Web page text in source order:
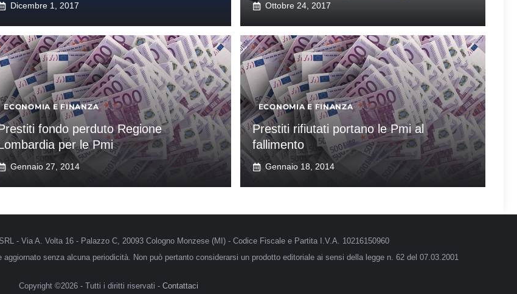
Dicembre 1, 2017 Ottobre 24, 2017
ECONOMIA E FINANZA
fondo perduto Regione
per le Pmi
Gennaio 27, 2014
ECONOMIA E FINANZA
Prestiti rifiutati portano le Pmi al
fallimento
Gennaio 18, 2014
- Via A. Volta 16 - Palazzo C, 20093 Cologno Monzese (MI) - Codice Fiscale e Partita I.V.A. 10216150960
senza alcuna periodicità. Non può pertanto considerarsi un prodotto editoriale ai sensi della legge n. 62 del 07.03.2001
Copyright ©2026 - Tutti i diritti riservati - Contattaci